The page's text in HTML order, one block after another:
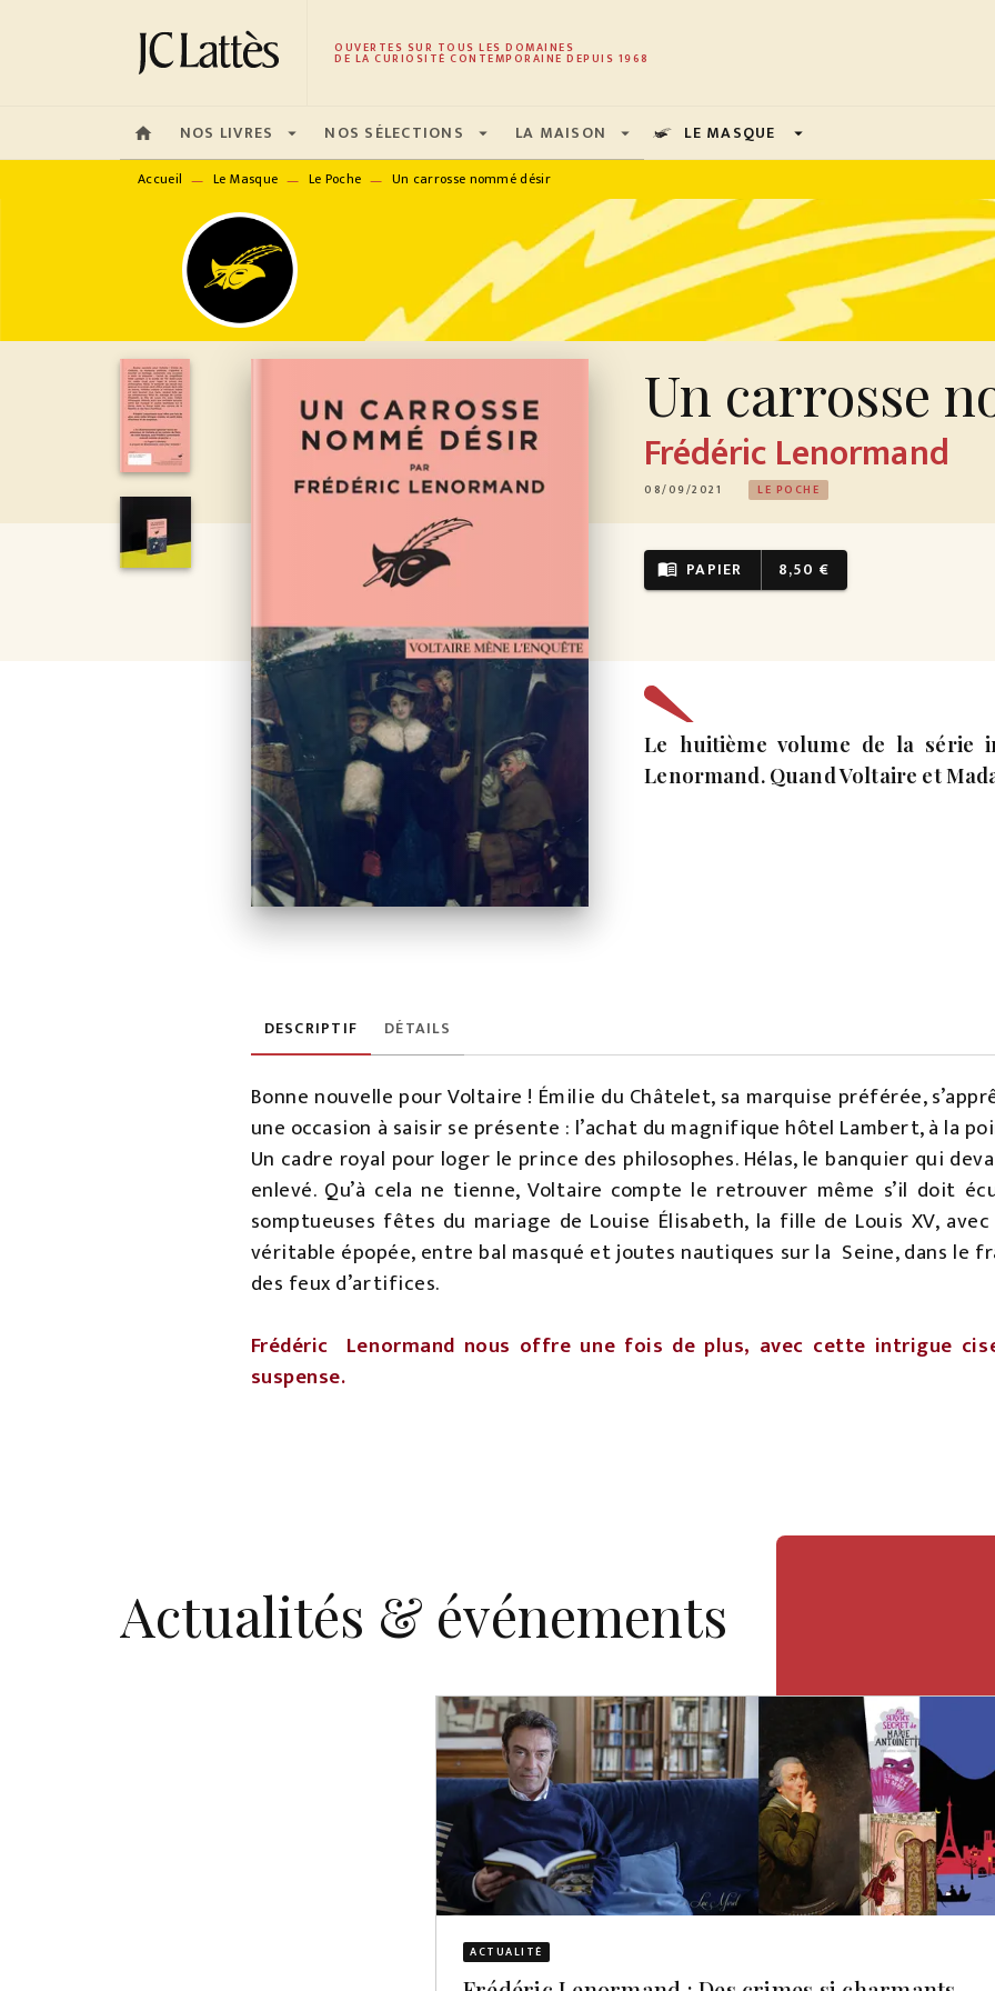
MENU RECHERCHE CONTENU PIED DE PAGE
OUVERTES SUR TOUS LES DOMAINES
DE LA CURIOSITÉ CONTEMPORAINE DEPUIS 1968
home NOS LIVRES arrow_drop_down NOS SÉLECTIONS arrow_drop_down LA MAISON arrow_drop_down LE MASQUE arrow_drop_down
Accueil — Le Masque — Le Poche — Un carrosse nommé désir
Un carrosse
Frédéric Lenormand
08/09/2021 LE POCHE
menu_book PAPIER 8,50 €
Le huitième volume de la série
Lenormand. Quand Voltaire et
DESCRIPTIF DÉTAILS
Bonne nouvelle pour Voltaire ! Émilie du Châtelet, sa marquise préférée,
une occasion à saisir se présente : l’achat du magnifique hôtel Lambert, à la
Un cadre royal pour loger le prince des philosophes. Hélas, le banquier qui
enlevé. Qu’à cela ne tienne, Voltaire compte le retrouver même s’il doit
somptueuses fêtes du mariage de Louise Élisabeth, la fille de Louis XV,
véritable épopée, entre bal masqué et joutes nautiques sur la Seine, dans le
des feux d’artifices.
Frédéric Lenormand nous offre une fois de plus, avec cette intrigue
suspense.
Actualités & événements
ACTUALITÉ